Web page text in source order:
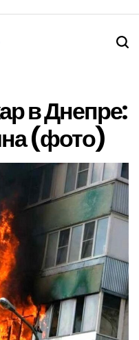
в Днепре:
(фото)